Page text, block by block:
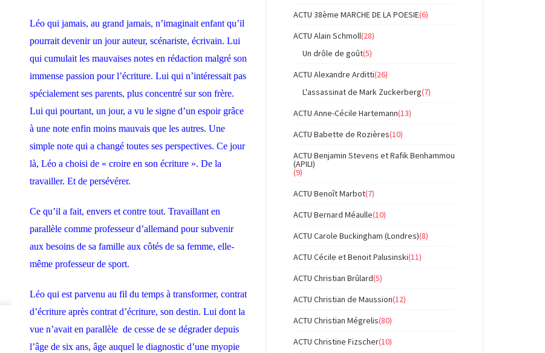
Léo qui jamais, au grand jamais, n’imaginait enfant qu’il
pourrait devenir un jour auteur, scénariste, écrivain. Lui
qui cumulait les mauvaises notes en rédaction malgré son
immense passion pour l’écriture. Lui qui n’intéressait pas
spécialement ses parents, plus concentré sur son frère.
Lui qui pourtant, un jour, a vu le signe d’un espoir grâce
à une note enfin moins mauvais que les autres. Une
simple note qui a changé toutes ses perspectives. Ce jour
là, Léo a choisi de « croire en son écriture ». De la
travailler. Et de persévérer.
Ce qu’il a fait, envers et contre tout. Travaillant en
parallèle comme professeur d’allemand pour subvenir
aux besoins de sa famille aux côtés de sa femme, elle-
même professeur de sport.
Léo qui est parvenu au fil du temps à transformer, contrat
d’écriture après contrat d’écriture, son destin. Lui dont la
vue n’avait en parallèle de cesse de se dégrader depuis
l’âge de six ans, âge auquel le diagnostic d’une myopie
ACTU 38ème MARCHE DE LA POESIE(6)
ACTU Alain Schmoll(28)
Un drôle de goût(5)
ACTU Alexandre Arditti(26)
L'assassinat de Mark Zuckerberg(7)
ACTU Anne-Cécile Hartemann(13)
ACTU Babette de Rozières(10)
ACTU Benjamin Stevens et Rafik Benhammou
(APILI)
(9)
ACTU Benoît Marbot(7)
ACTU Bernard Méaulle(10)
ACTU Carole Buckingham (Londres)(8)
ACTU Cécile et Benoit Palusinski(11)
ACTU Christian Brûlard(5)
ACTU Christian de Maussion(12)
ACTU Christian Mégrelis(80)
ACTU Christine Fizscher(10)